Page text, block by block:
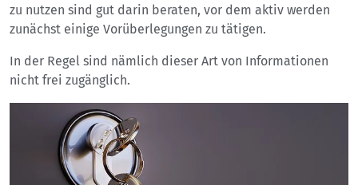
zu nutzen sind gut darin beraten, vor dem aktiv werden
zunächst einige Vorüberlegungen zu tätigen.
In der Regel sind nämlich dieser Art von Informationen
nicht frei zugänglich.